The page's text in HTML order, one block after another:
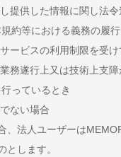
提供した情報に関し法
約等における義務の履
ービスの利用制限を受
務遂行上又は技術上支
っているとき
ない場合
法人ユーザーは
します。